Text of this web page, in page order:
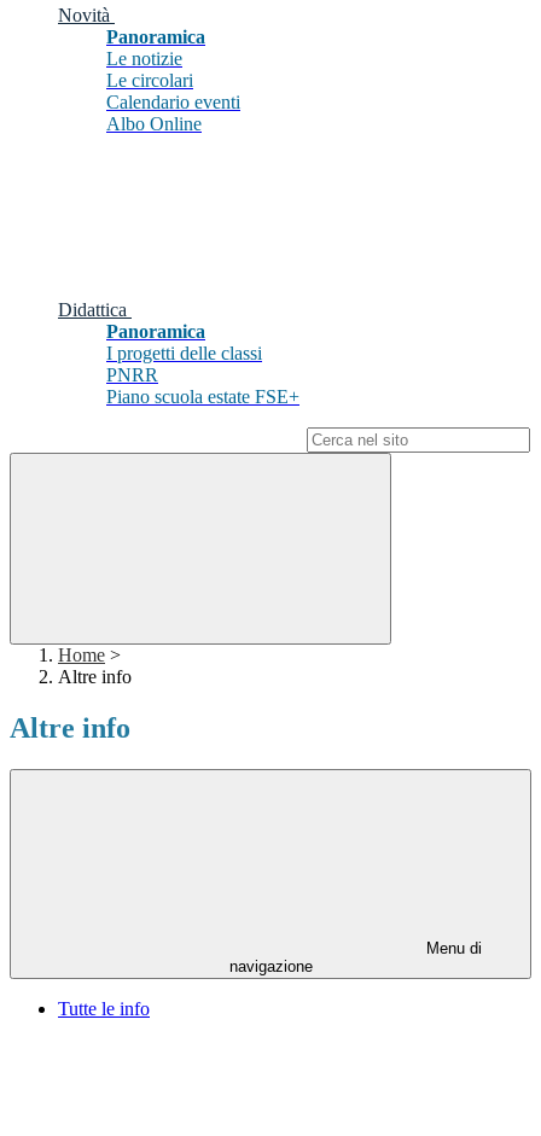
Novità
Panoramica
Le notizie
Le circolari
Calendario eventi
Albo Online
Didattica
Panoramica
I progetti delle classi
PNRR
Piano scuola estate FSE+
Home >
Altre info
Altre info
Menu di
navigazione
Tutte le info